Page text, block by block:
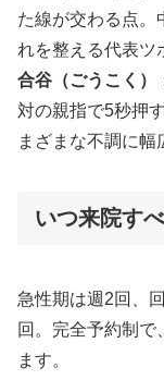
た線が交わる点。
れを整える代表ツ
合谷（ごうこく）
対の親指で5秒押
まざまな不調に幅
いつ来院す
急性期は週2回、
回。完全予約制で
ます。